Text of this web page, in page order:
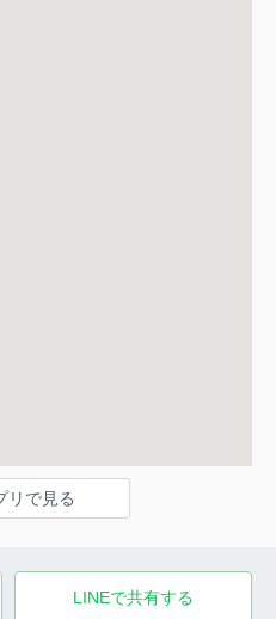
リで見る
LINEで共有する